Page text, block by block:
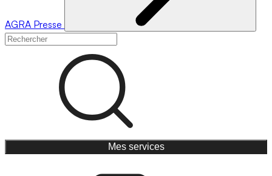
AGRA Presse
Mes services